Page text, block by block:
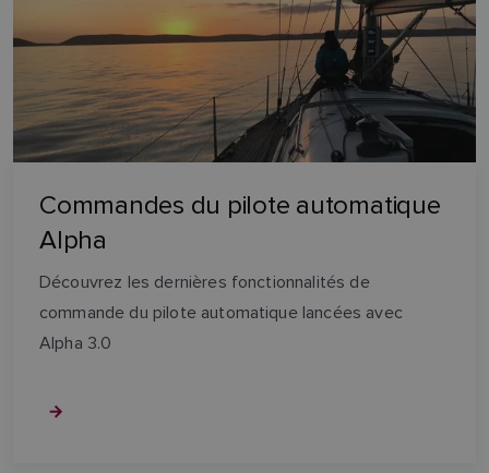
Commandes du pilote automatique
Alpha
Découvrez les dernières fonctionnalités de
commande du pilote automatique lancées avec
Alpha 3.0